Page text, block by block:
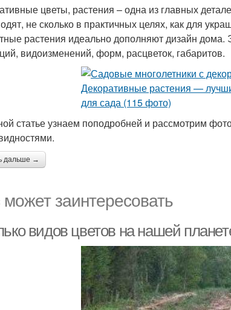
цветы, растения – одна из главных
не сколько в практичных целях, как для
растения идеально дополняют дизайн
видоизменений, форм, расцветок, габаритов.
статье узнаем поподробней и рассмотрим
дальше →
заинтересовать
видов цветов на нашей